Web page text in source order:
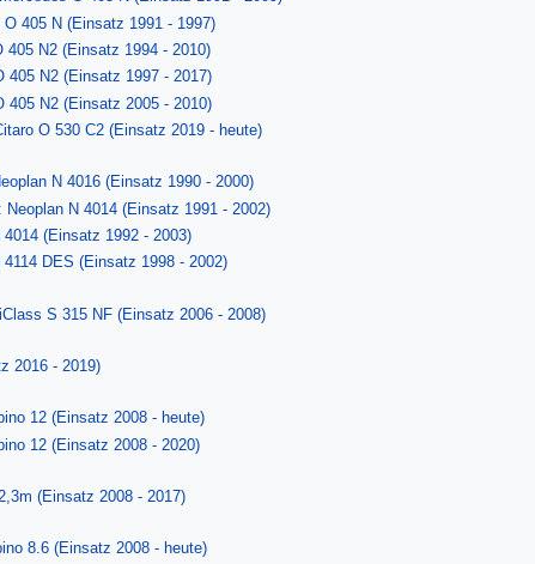
405 N (Einsatz 1991 - 1997)
405 N2 (Einsatz 1994 - 2010)
405 N2 (Einsatz 1997 - 2017)
405 N2 (Einsatz 2005 - 2010)
O 530 C2 (Einsatz 2019 - heute)
N 4016 (Einsatz 1990 - 2000)
Neoplan N 4014 (Einsatz 1991 - 2002)
(Einsatz 1992 - 2003)
DES (Einsatz 1998 - 2002)
S 315 NF (Einsatz 2006 - 2008)
2016 - 2019)
12 (Einsatz 2008 - heute)
12 (Einsatz 2008 - 2020)
(Einsatz 2008 - 2017)
8.6 (Einsatz 2008 - heute)